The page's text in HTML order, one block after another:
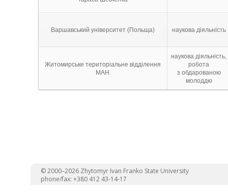
Варшавський університет (Польща) наукова діяльність
Житомирське територіальне відділення
МАН
наукова діяльність,
робота
з обдарованою
молоддю
© 2000–2026 Zhytomyr Ivan Franko State University
phone/fax: +380 412 43-14-17